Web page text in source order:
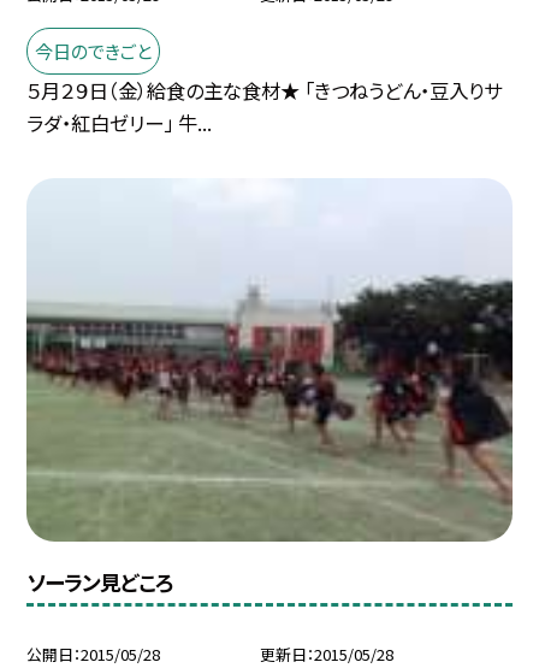
今日のできごと
５月２９日（金）給食の主な食材★ 「きつねうどん・豆入りサ
ラダ・紅白ゼリー」 牛...
ソーラン見どころ
公開日 2015/05/28 更新日 2015/05/28